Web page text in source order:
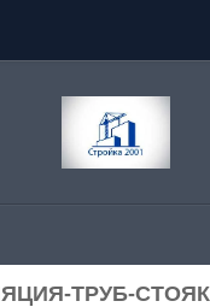
содержимому
ТРУБ-